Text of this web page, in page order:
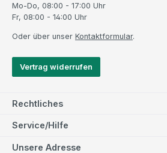
Mo-Do, 08:00 - 17:00 Uhr
Fr, 08:00 - 14:00 Uhr
Oder über unser Kontaktformular.
Vertrag widerrufen
Rechtliches
Service/Hilfe
Unsere Adresse